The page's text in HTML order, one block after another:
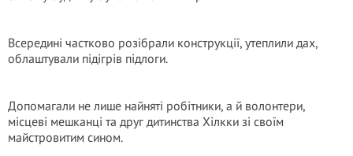
Всередині частково розібрали конструкції, утеплили дах,
облаштували підігрів підлоги.
Допомагали не лише найняті робітники, а й волонтери,
місцеві мешканці та друг дитинства Хілкки зі своїм
майстровитим сином.